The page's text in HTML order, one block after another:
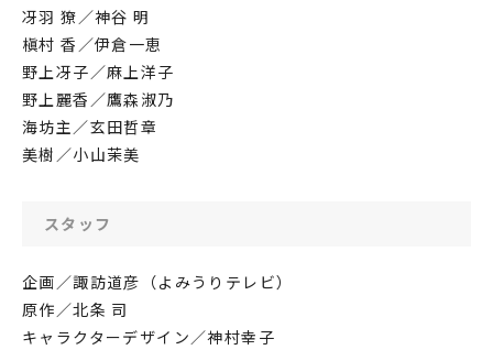
冴羽 獠／神谷 明
槇村 香／伊倉一恵
野上冴子／麻上洋子
野上麗香／鷹森淑乃
海坊主／玄田哲章
美樹／小山茉美
スタッフ
企画／諏訪道彦（よみうりテレビ）
原作／北条 司
キャラクターデザイン／神村幸子